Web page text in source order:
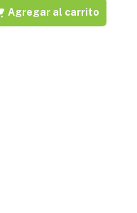
Agregar al carrito